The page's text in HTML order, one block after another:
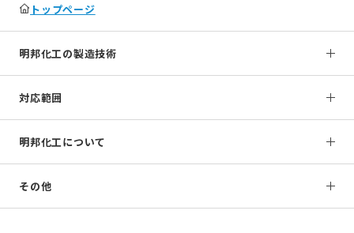
トップページ
明邦化工の製造技術
対応範囲
明邦化工について
その他